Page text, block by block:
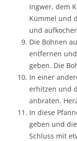
Ingwer, dem
Kümmel und
und
Die Bohnen
entfernen
geben. Die
In einer
erhitzen und
anbraten.
In diese
geben und
Schluss mit